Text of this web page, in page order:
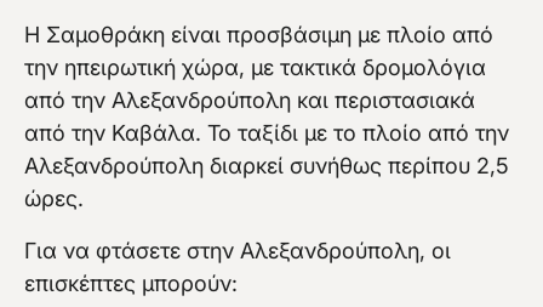
Η Σαμοθράκη είναι προσβάσιμη με πλοίο από
την ηπειρωτική χώρα, με τακτικά δρομολόγια
από την Αλεξανδρούπολη και περιστασιακά
από την Καβάλα. Το ταξίδι με το πλοίο από την
Αλεξανδρούπολη διαρκεί συνήθως περίπου 2,5
ώρες.
Για να φτάσετε στην Αλεξανδρούπολη, οι
επισκέπτες μπορούν: